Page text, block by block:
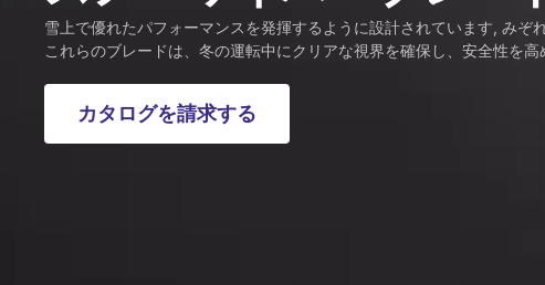
雪上で優れたパフォーマンスを発揮するように設計されています, みぞ
これらのブレードは、冬の運転中にクリアな視界を確保し、安全性を高
カタログを請求する